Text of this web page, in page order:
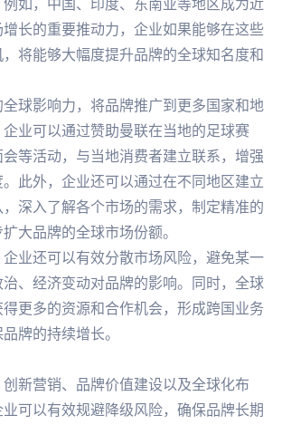
如，中国、印度、东南亚等地区成为近
长的重要推动力，企业如果能够在这些
将能够大幅度提升品牌的全球知名度和
球影响力，将品牌推广到更多国家和地
业可以通过赞助曼联在当地的足球赛
等活动，与当地消费者建立联系，增强
此外，企业还可以通过在不同地区建立
深入了解各个市场的需求，制定精准的
大品牌的全球市场份额。
业还可以有效分散市场风险，避免某一
、经济变动对品牌的影响。同时，全球
更多的资源和合作机会，形成跨国业务
牌的持续增长。
新营销、品牌价值建设以及全球化布
可以有效规避降级风险，确保品牌长期